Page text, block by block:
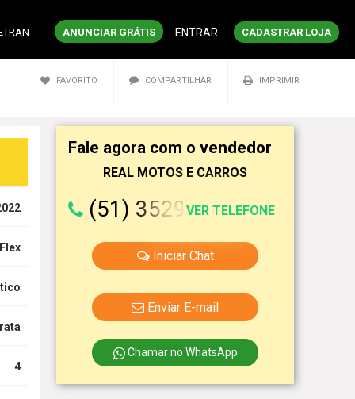
ANUNCIAR GRÁTIS ENTRAR CADASTRAR LOJA
FAVORITO COMPARTILHAR IMPRIMIR
Flex
4
Fale agora com o vendedor
REAL MOTOS E CARROS
(51) 35294-432
VER TELEFONE
Iniciar Chat
Enviar E-mail
Chamar no WhatsApp